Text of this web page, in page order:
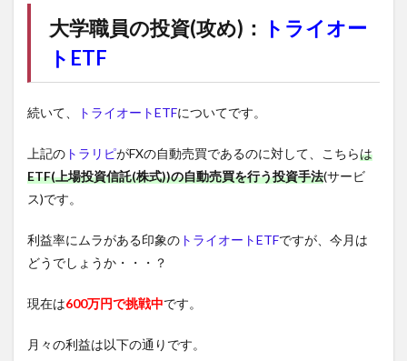
大学職員の投資(攻め)： トライオー
トETF
続いて、 トライオートETFについてです。
上記の トラリピがFXの自動売買であるのに対して、こちらは
ETF(上場投資信託(株式))の自動売買を行う投資手法(サービ
ス)です。
利益率にムラがある印象の トライオートETFですが、今月は
どうでしょうか・・・？
現在は600万円で挑戦中です。
月々の利益は以下の通りです。